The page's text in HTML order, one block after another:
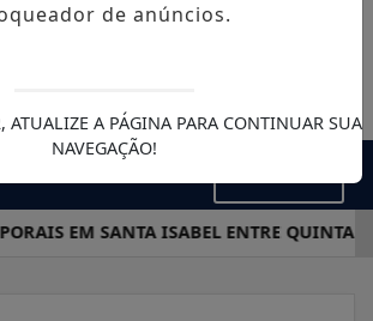
EM SANTA ISABEL ENTRE QUINTA E
de anúncios.
ATUALIZE A PÁGINA PARA CONTINUAR SUA
NAVEGAÇÃO!